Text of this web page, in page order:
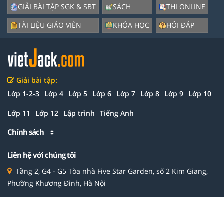
GIẢI BÀI TẬP SGK & SBT
TÀI LIỆU GIÁO VIÊN
SÁCH
KHÓA HỌC
THI ONLINE
HỎI ĐÁP
Giải bài tập:
Lớp 1-2-3 Lớp 4 Lớp 5 Lớp 6 Lớp 7 Lớp 8 Lớp 9 Lớp 10
Lớp 11 Lớp 12 Lập trình Tiếng Anh
Chính sách
Liên hệ với chúng tôi
Tầng 2, G4 - G5 Tòa nhà Five Star Garden, số 2 Kim Giang,
Phường Khương Đình, Hà Nội